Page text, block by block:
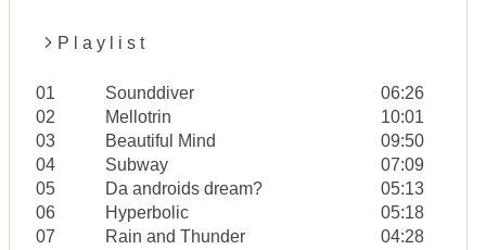
P l a y l i s t
01 Sounddiver
06:26
02
Mellotrin
10:01
03
Beautiful Mind
09:50
04
Subway
07:09
05
Da androids dream?
05:13
06
Hyperbolic
05:18
07
Rain and Thunder
04:28